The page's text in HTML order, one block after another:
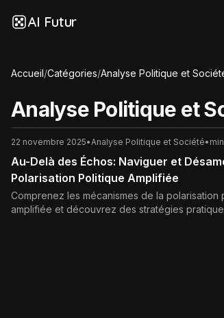
AI Futur
Accueil/Catégories/Analyse Politique et
Analyse Politique et
22 novembre 2025•Analyse Politique et Société•
Au-Delà des Échos: Naviguer et
Polarisation Politique Amplifiée
Comprenez les mécanismes de la polarisation
amplifiée et découvrez des stratégies